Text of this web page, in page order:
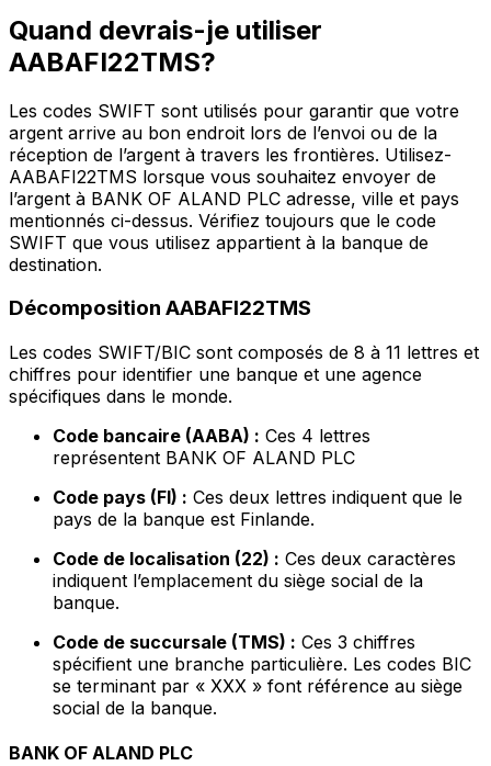
Quand devrais-je utiliser
AABAFI22TMS?
Les codes SWIFT sont utilisés pour garantir que votre
argent arrive au bon endroit lors de l’envoi ou de la
réception de l’argent à travers les frontières. Utilisez-
AABAFI22TMS lorsque vous souhaitez envoyer de
l’argent à BANK OF ALAND PLC adresse, ville et pays
mentionnés ci-dessus. Vérifiez toujours que le code
SWIFT que vous utilisez appartient à la banque de
destination.
Décomposition AABAFI22TMS
Les codes SWIFT/BIC sont composés de 8 à 11 lettres et
chiffres pour identifier une banque et une agence
spécifiques dans le monde.
Code bancaire (AABA) : Ces 4 lettres
représentent BANK OF ALAND PLC
Code pays (FI) : Ces deux lettres indiquent que le
pays de la banque est Finlande.
Code de localisation (22) : Ces deux caractères
indiquent l’emplacement du siège social de la
banque.
Code de succursale (TMS) : Ces 3 chiffres
spécifient une branche particulière. Les codes BIC
se terminant par « XXX » font référence au siège
social de la banque.
BANK OF ALAND PLC